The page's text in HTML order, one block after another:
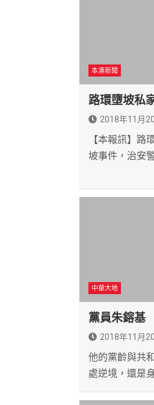
本澳新聞
路環墮坡私
2018年11月
【本報訊】路
坡事件，治安
中華大地
黨員朱鎔基
2018年11月
他的黨齡與共
處逆境，還是